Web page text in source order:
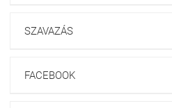
SZAVAZÁS
FACEBOOK